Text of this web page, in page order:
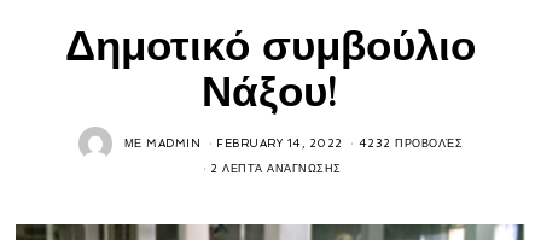
Δημοτικό συμβούλιο
Νάξου!
ΜΕMADMIN FEBRUARY 14, 2022 4232 ΠΡΟΒΟΛΈΣ
2 ΛΕΠΤΆ ΑΝΆΓΝΩΣΗΣ